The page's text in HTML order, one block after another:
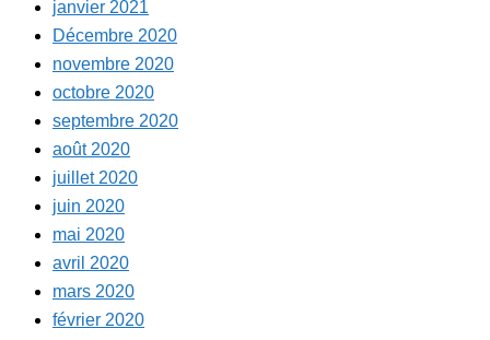
janvier 2021
Décembre 2020
novembre 2020
octobre 2020
septembre 2020
août 2020
juillet 2020
juin 2020
mai 2020
avril 2020
mars 2020
février 2020